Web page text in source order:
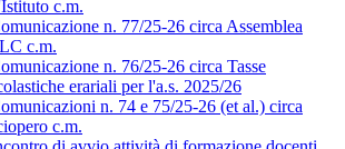
c.m.
n. 77/25-26 circa Assemblea
c.m.
n. 76/25-26 circa Tasse
erariali per l'a.s. 2025/26
n. 74 e 75/25-26 (et al.) circa
c.m.